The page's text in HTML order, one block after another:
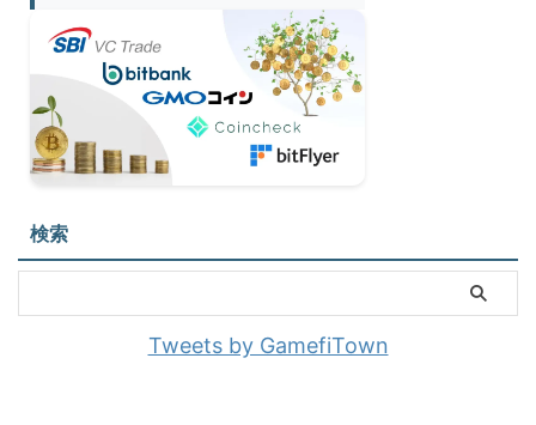
検索
Tweets by GamefiTown